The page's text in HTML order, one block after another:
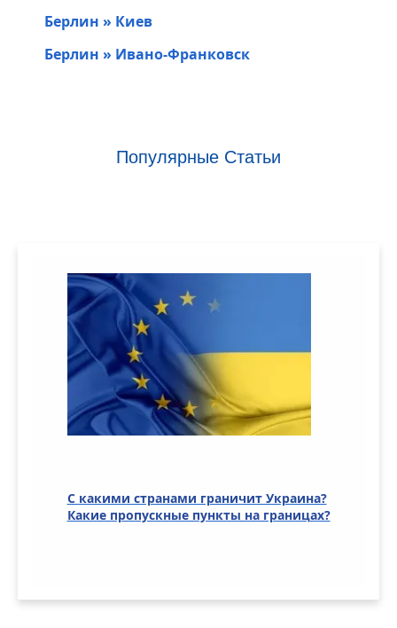
Берлин » Киев
Берлин » Ивано-Франковск
Популярные Статьи
С какими странами граничит Украина?
Какие пропускные пункты на границах?